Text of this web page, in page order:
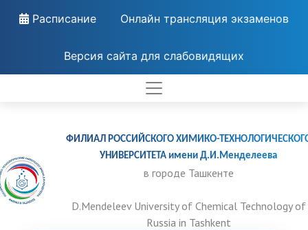
Расписание Онлайн трансляция экзаменов
Версия сайта для слабовидящих
ФИЛИАЛ РОССИЙСКОГО ХИМИКО-
УНИВЕРСИТЕТА имени Д.И.Менделеева
в городе Ташкенте
D.Mendeleev University of Chemical Technology of
Russia in Tashkent